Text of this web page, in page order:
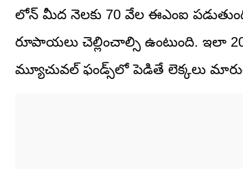
లోన్ మీద నెలకు 70 వేల ఈఎంఐ
రూపాయలు చెల్లించాల్సి ఉంటుంది. ఇలా
మ్యూచువల్ ఫండ్స్‌లో పెడితే లెక్కలు